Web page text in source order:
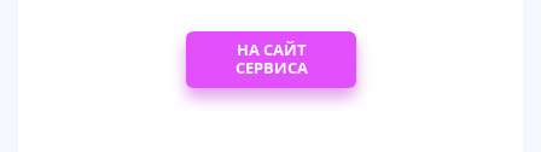
НА САЙТ
СЕРВИСА